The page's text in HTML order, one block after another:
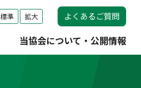
標準 拡大 よくあるご質問
当協会について・公開情報